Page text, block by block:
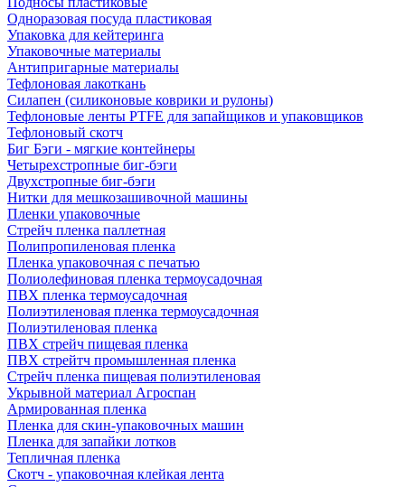
Одноразовая посуда пластиковая
Упаковка для кейтеринга
Упаковочные материалы
Антипригарные материалы
Тефлоновая лакоткань
Силапен (силиконовые коврики и рулоны)
Тефлоновые ленты PTFE для запайщиков и упаковщиков
Тефлоновый скотч
Биг Бэги - мягкие контейнеры
Четырехстропные биг-бэги
Двухстропные биг-бэги
Нитки для мешкозашивочной машины
Пленки упаковочные
Стрейч пленка паллетная
Полипропиленовая пленка
Пленка упаковочная с печатью
Полиолефиновая пленка термоусадочная
ПВХ пленка термоусадочная
Полиэтиленовая пленка термоусадочная
Полиэтиленовая пленка
ПВХ стрейч пищевая пленка
ПВХ стрейтч промышленная пленка
Стрейч пленка пищевая полиэтиленовая
Укрывной материал Агроспан
Армированная пленка
Пленка для скин-упаковочных машин
Пленка для запайки лотков
Тепличная пленка
Скотч - упаковочная клейкая лента